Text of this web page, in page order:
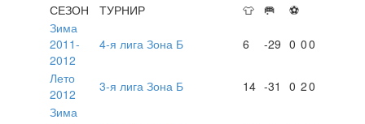
СЕЗОН
ТУРНИР 👕 🥅
⚽
Зима
2011-
2012
4-я лига Зона Б 6 -29 0 00
Лето
2012
3-я лига Зона Б 14 -31 0 20
Зима